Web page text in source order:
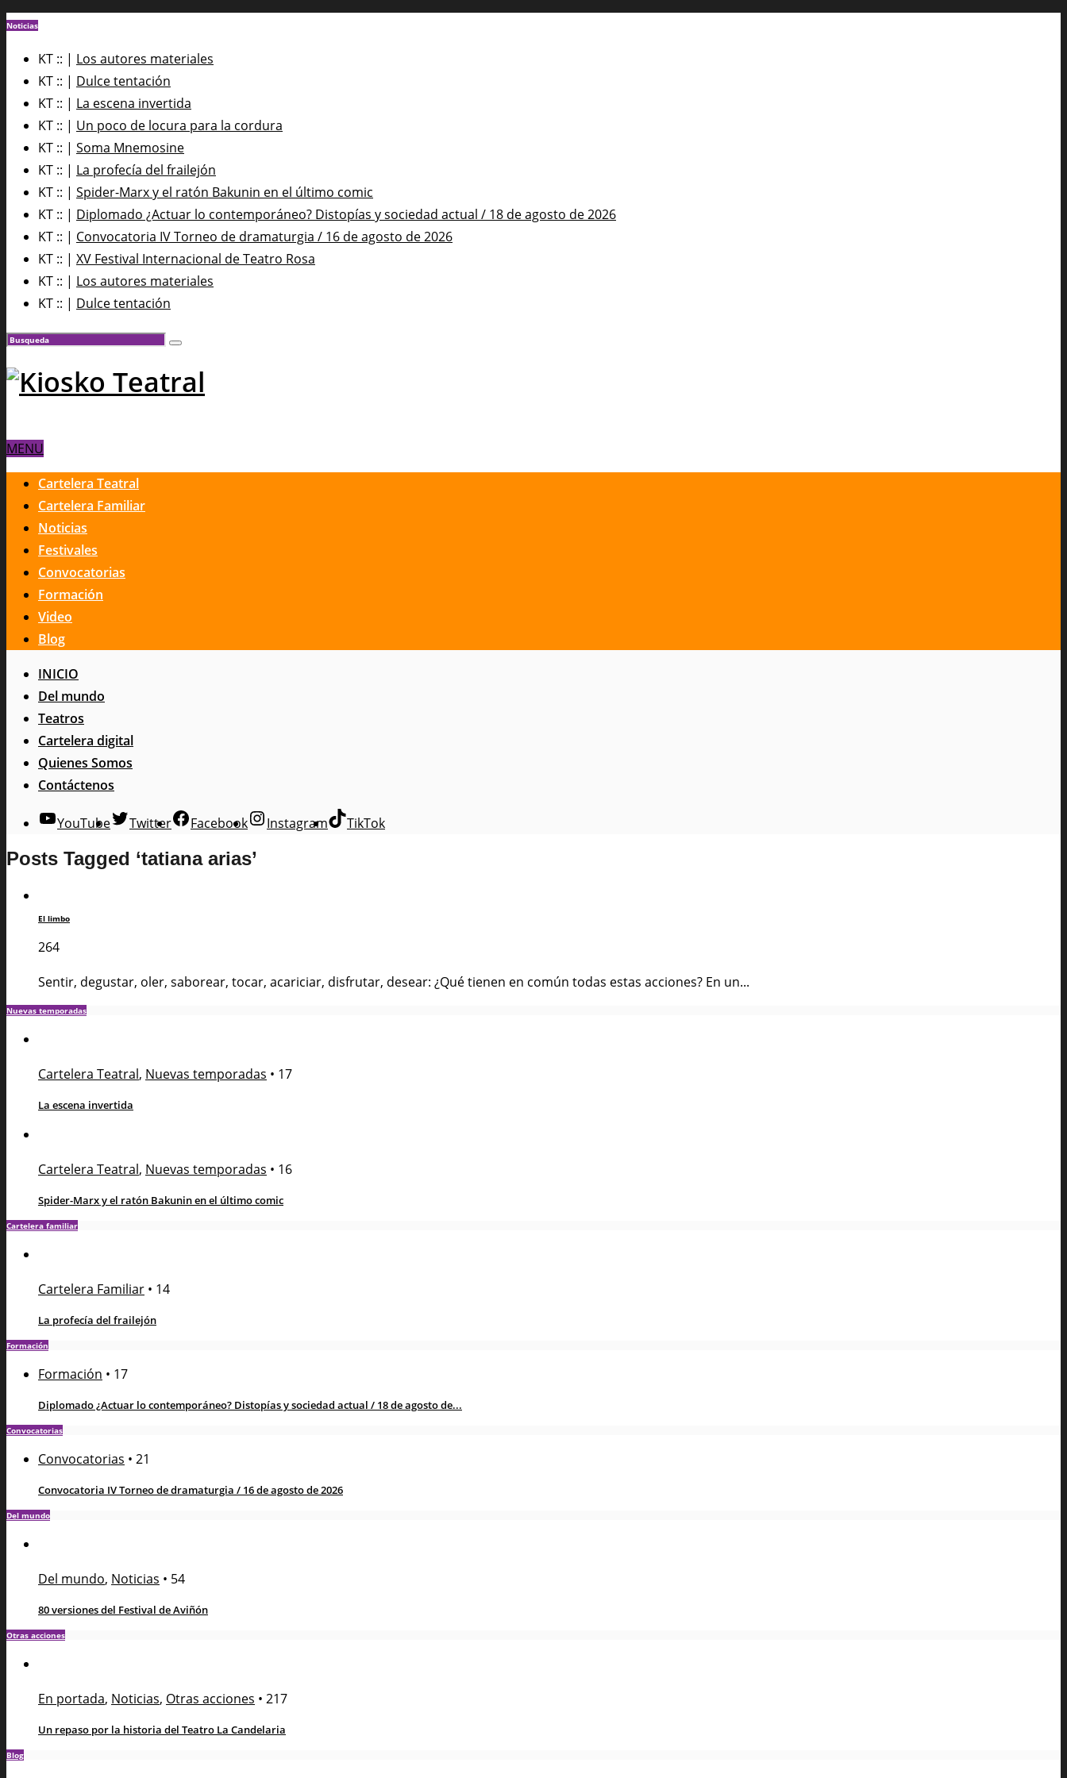
Noticias
KT :: | Los autores materiales
KT :: | Dulce tentación
KT :: | La escena invertida
KT :: | Un poco de locura para la cordura
KT :: | Soma Mnemosine
KT :: | La profecía del frailejón
KT :: | Spider-Marx y el ratón Bakunin en el último comic
KT :: | Diplomado ¿Actuar lo contemporáneo? Distopías y sociedad actual / 18 de agosto de 2026
KT :: | Convocatoria IV Torneo de dramaturgia / 16 de agosto de 2026
KT :: | XV Festival Internacional de Teatro Rosa
KT :: | Los autores materiales
KT :: | Dulce tentación
MENU
Cartelera Teatral
Cartelera Familiar
Noticias
Festivales
Convocatorias
Formación
Video
Blog
INICIO
Del mundo
Teatros
Cartelera digital
Quienes Somos
Contáctenos
YouTube Twitter Facebook Instagram TikTok
Posts Tagged ‘tatiana arias’
El limbo
264
Sentir, degustar, oler, saborear, tocar, acariciar, disfrutar, desear: ¿Qué tienen en común todas estas acciones? En un...
Nuevas temporadas
Cartelera Teatral, Nuevas temporadas • 17
La escena invertida
Cartelera Teatral, Nuevas temporadas • 16
Spider-Marx y el ratón Bakunin en el último comic
Cartelera familiar
Cartelera Familiar • 14
La profecía del frailejón
Formación
Formación • 17
Diplomado ¿Actuar lo contemporáneo? Distopías y sociedad actual / 18 de agosto de...
Convocatorias
Convocatorias • 21
Convocatoria IV Torneo de dramaturgia / 16 de agosto de 2026
Del mundo
Del mundo, Noticias • 54
80 versiones del Festival de Aviñón
Otras acciones
En portada, Noticias, Otras acciones • 217
Un repaso por la historia del Teatro La Candelaria
Blog